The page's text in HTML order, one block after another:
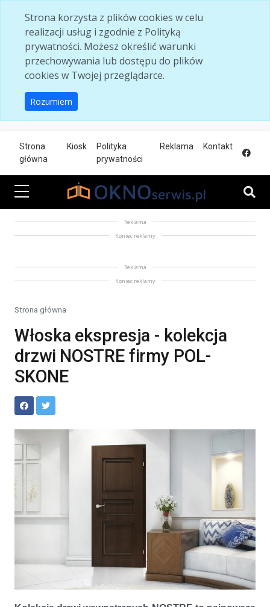
Strona korzysta z plików cookies w celu
realizacji usług i zgodnie z Polityką
prywatności. Możesz określić warunki
przechowywania lub dostępu do plików
cookies w Twojej przeglądarce.
Rozumiem
Strona
główna
Kiosk
Polityka
prywatności
Reklama Kontakt
Reklama
Koniec reklamy
Reklama
Koniec reklamy
Strona główna
Włoska ekspresja - kolekcja
drzwi NOSTRE firmy POL-
SKONE